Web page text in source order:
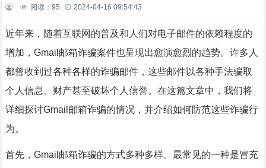
阅读： 95 2024-04-16 09:54:43
近年来，随着互联网的普及和人们对电子邮件的依赖程度的
增加，Gmail邮箱诈骗案件也呈现出愈演愈烈的趋势。许多人
都曾收到过各种各样的诈骗邮件，这些邮件以各种手法骗取
个人信息、财产甚至破坏个人信誉。在这篇文章中，我们将
详细探讨Gmail邮箱诈骗的情况，并介绍如何防范这些诈骗行
为。
首先，Gmail邮箱诈骗的方式多种多样。最常见的一种是冒充